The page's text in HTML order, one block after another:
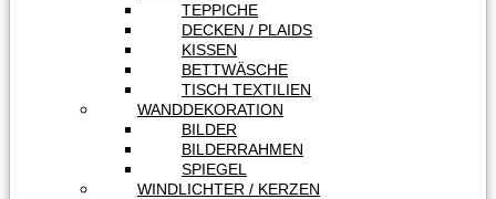
TEPPICHE
DECKEN / PLAIDS
KISSEN
BETTWÄSCHE
TISCH TEXTILIEN
WANDDEKORATION
BILDER
BILDERRAHMEN
SPIEGEL
WINDLICHTER / KERZEN